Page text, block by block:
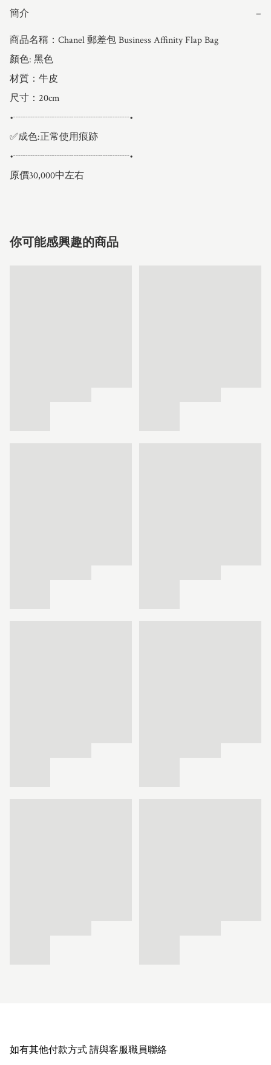
簡介 −
商品名稱：Chanel 郵差包 Business Affinity Flap Bag
顏色: 黑色
材質：牛皮
尺寸：20cm
•┈┈┈┈┈┈┈┈┈┈┈┈•
✅成色:正常使用痕跡
•┈┈┈┈┈┈┈┈┈┈┈┈•
原價30,000中左右
你可能感興趣的商品
如有其他付款方式 請與客服職員聯絡